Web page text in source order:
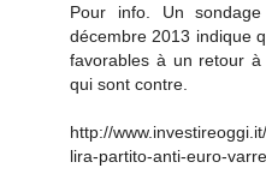
Pour info. Un
décembre 2013 indique
favorables à un retour
qui sont contre.
http://
lira-partito-anti-euro-